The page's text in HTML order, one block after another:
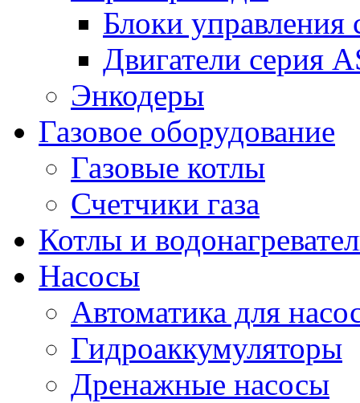
Блоки
Двигатели серия
Энкодеры
Газовое оборудование
Газовые котлы
Счетчики газа
Котлы и
Насосы
Автоматика для
Гидроаккумуляторы
Дренажные насосы